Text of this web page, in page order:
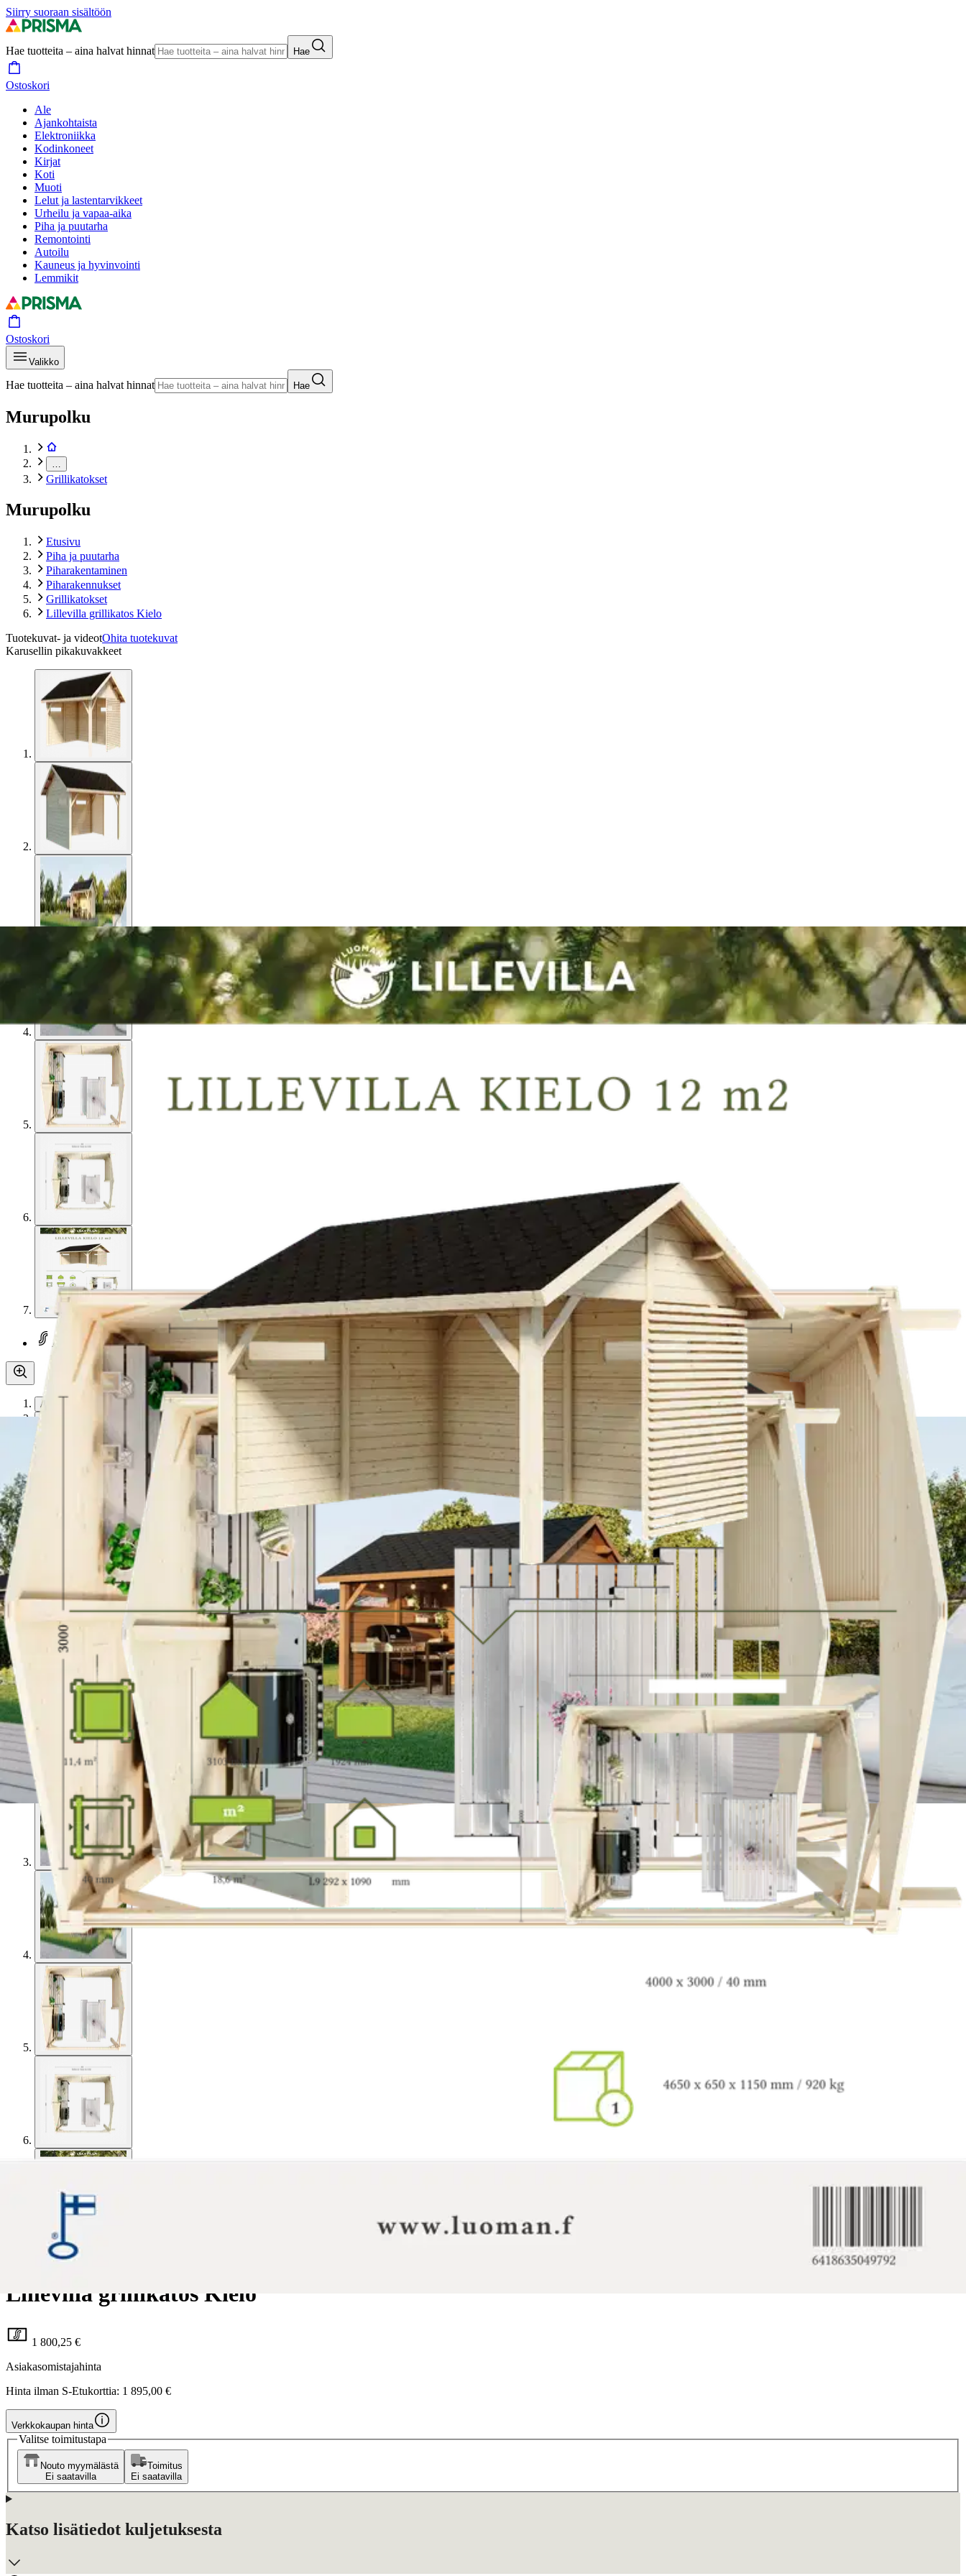
Siirry suoraan sisältöön
Hae tuotteita – aina halvat hinnat Hae
Ostoskori
Ale
Ajankohtaista
Elektroniikka
Kodinkoneet
Kirjat
Koti
Muoti
Lelut ja lastentarvikkeet
Urheilu ja vapaa-aika
Piha ja puutarha
Remontointi
Autoilu
Kauneus ja hyvinvointi
Lemmikit
Ostoskori
Valikko
Hae tuotteita – aina halvat hinnat Hae
Murupolku
Grillikatokset
Murupolku
Etusivu
Piha ja puutarha
Piharakentaminen
Piharakennukset
Grillikatokset
Lillevilla grillikatos Kielo
Tuotekuvat- ja videotOhita tuotekuvat
Karusellin pikakuvakkeet
Asiakasomistaja-alennus -5 %
Avaa kuva suurempana
Avaa kuva suurempana
Avaa kuva suurempana
Avaa kuva suurempana
Avaa kuva suurempana
Avaa kuva suurempana
Avaa kuva suurempana
Karusellin nuolipainikkeet
Karusellin pikakuvakkeet
Lillevilla grillikatos Kielo
1 800,25 €
Asiakasomistajahinta
Hinta ilman S-Etukorttia: 1 895,00 €
Verkkokaupan hinta
Valitse toimitustapa
Nouto myymälästä
Ei saatavilla
Toimitus
Ei saatavilla
Katso lisätiedot kuljetuksesta